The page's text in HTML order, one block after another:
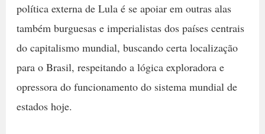
política externa de Lula é se apoiar em outras alas
também burguesas e imperialistas dos países centrais
do capitalismo mundial, buscando certa localização
para o Brasil, respeitando a lógica exploradora e
opressora do funcionamento do sistema mundial de
estados hoje.